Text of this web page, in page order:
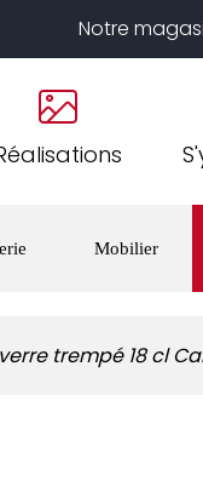
Notre
Mobilier
trempé 18 cl